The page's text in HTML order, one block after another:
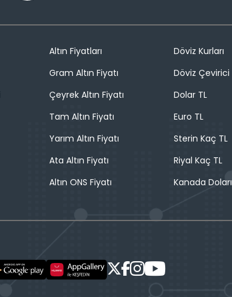
Altın Fiyatları
Gram Altın Fiyatı
Çeyrek Altın Fiyatı
Tam Altın Fiyatı
Yarım Altın Fiyatı
Ata Altın Fiyatı
Altın ONS Fiyatı
Döviz Kurları
Döviz Çevirici
Dolar TL
Euro TL
Sterin Kaç TL
Riyal Kaç TL
Kanada Doları